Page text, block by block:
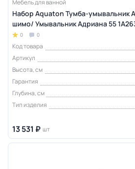
Мебель для ванной
Набор Aquaton Тумба-умывальник
шимо/ Умывальник Адриана 55
0 0
Код товара
Артикул
Высота, см
Гарантия
Глубина, см
Тип изделия
13 531 ₽ шт